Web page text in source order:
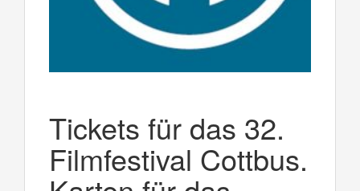
Tickets für das 32.
Filmfestival Cottbus.